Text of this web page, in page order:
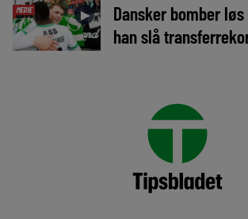
MEDIE ►
Dansker bomber
han slå